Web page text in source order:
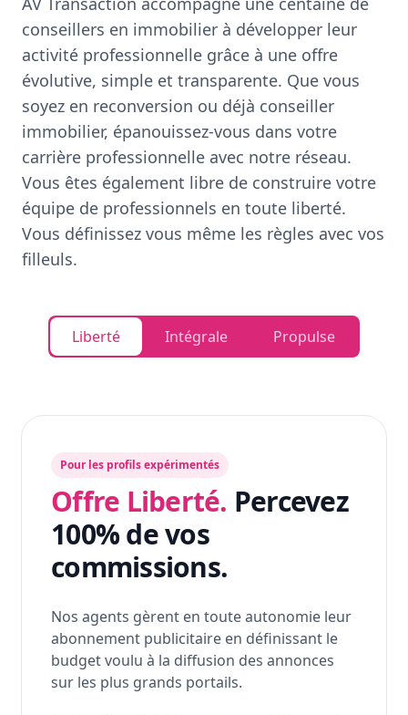
conseillers en immobilier à développer leur
activité professionnelle grâce à une offre
évolutive, simple et transparente. Que vous
soyez en reconversion ou déjà conseiller
immobilier, épanouissez-vous dans votre
carrière professionnelle avec notre réseau.
Vous êtes également libre de construire votre
équipe de professionnels en toute liberté.
Vous définissez vous même les règles avec vos
filleuls.
Liberté Intégrale Propulse
Pour les profils expérimentés
Offre Liberté. Percevez
100% de vos
commissions.
Nos agents gèrent en toute autonomie leur
abonnement publicitaire en définissant le
budget voulu à la diffusion des annonces
sur les plus grands portails.